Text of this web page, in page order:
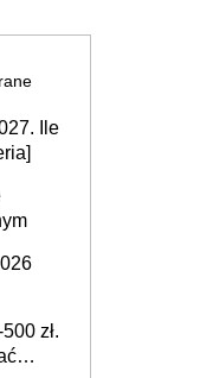
Ile
zł.